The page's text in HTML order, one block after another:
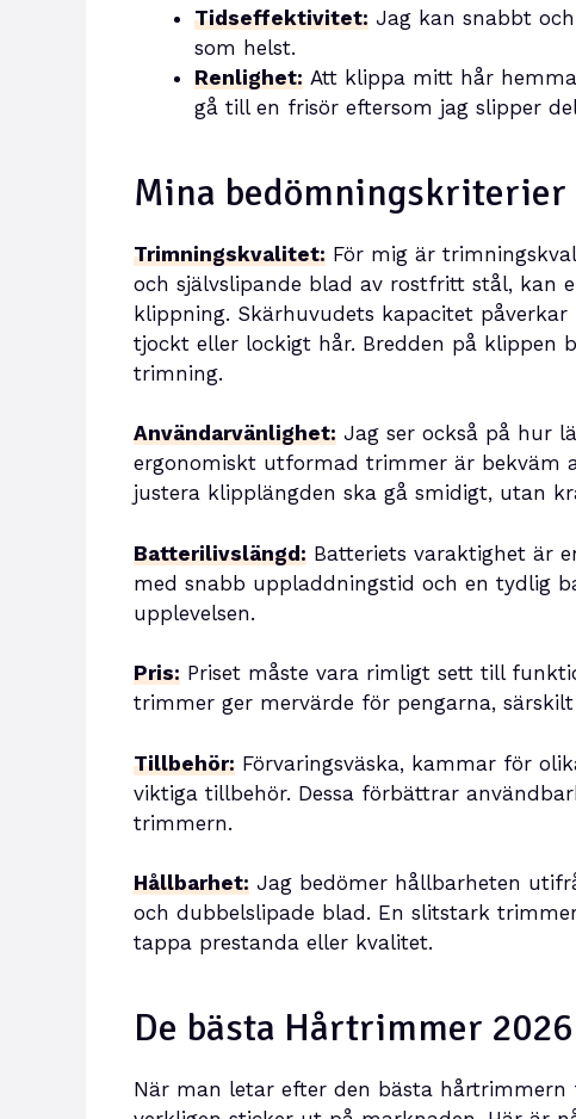
Tidseffektivitet: Jag kan snabbt
som helst.
Renlighet: Att klippa mitt hår
gå till en frisör eftersom jag slipper
Mina bedömningskriterier
Trimningskvalitet: För mig är
och självslipande blad av rostfritt stål, kan
klippning. Skärhuvudets kapacitet
tjockt eller lockigt hår. Bredden på klippen
trimning.
Användarvänlighet: Jag ser också på hur
ergonomiskt utformad trimmer är bekväm
justera klipplängden ska gå smidigt, utan
Batterilivslängd: Batteriets varaktighet är
med snabb uppladdningstid och en tydlig
upplevelsen.
Pris: Priset måste vara rimligt sett till
trimmer ger mervärde för pengarna,
Tillbehör: Förvaringsväska, kammar för
viktiga tillbehör. Dessa förbättrar
trimmern.
Hållbarhet: Jag bedömer hållbarheten
och dubbelslipade blad. En slitstark
tappa prestanda eller kvalitet.
De bästa Hårtrimmer 2026
När man letar efter den bästa hårtrimmern